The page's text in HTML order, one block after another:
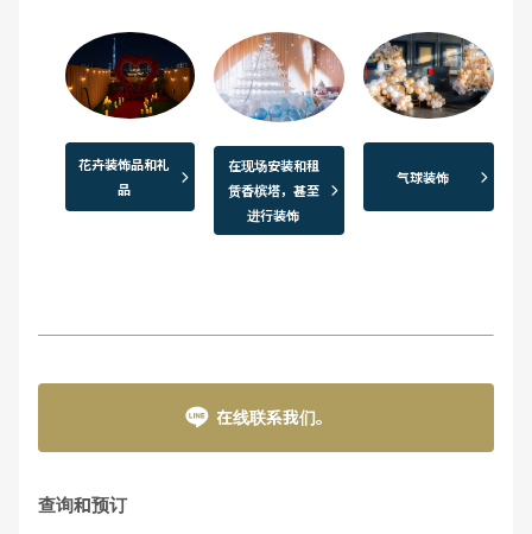
花卉装饰品和礼
品
在现场安装和租
赁香槟塔，甚至
进行装饰
气球装饰
在线联系我们。
查询和预订